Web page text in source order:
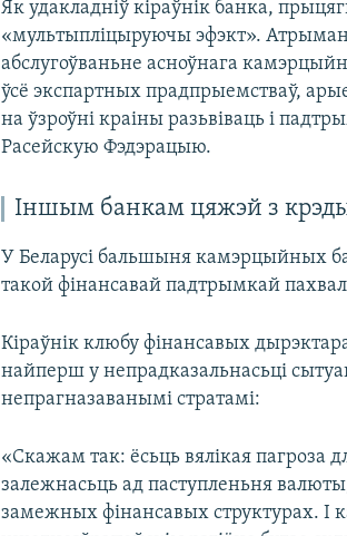
Як удакладніў кіраўнік банка,
«мультыпліцыруючы эфэкт».
абслугоўваньне асноўнага
ўсё экспартных прадпрыемстваў,
на ўзроўні краіны разьвіваць і
Расейскую Фэдэрацыю.
Іншым банкам цяжэй з
У Беларусі бальшыня камэрцыйных
такой фінансавай падтрымкай
Кіраўнік клюбу фінансавых
найперш у непрадказальнасьці
непрагназаванымі стратамі:
«Скажам так: ёсьць вялікая пагроза
залежнасьць ад паступленьня
замежных фінансавых структурах. І